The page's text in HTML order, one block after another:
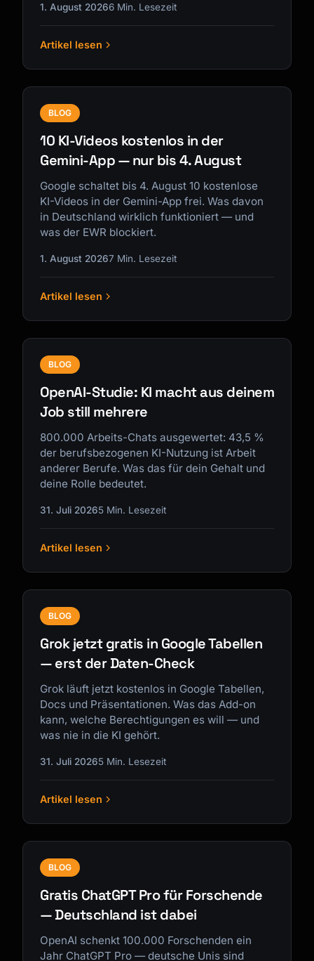
1. August 20266 Min. Lesezeit
Artikel lesen
BLOG
10 KI-Videos kostenlos in der
Gemini-App — nur bis 4. August
Google schaltet bis 4. August 10 kostenlose
KI-Videos in der Gemini-App frei. Was davon
in Deutschland wirklich funktioniert — und
was der EWR blockiert.
1. August 20267 Min. Lesezeit
Artikel lesen
BLOG
OpenAI-Studie: KI macht aus deinem
Job still mehrere
800.000 Arbeits-Chats ausgewertet: 43,5 %
der berufsbezogenen KI-Nutzung ist Arbeit
anderer Berufe. Was das für dein Gehalt und
deine Rolle bedeutet.
31. Juli 20265 Min. Lesezeit
Artikel lesen
BLOG
Grok jetzt gratis in Google Tabellen
— erst der Daten-Check
Grok läuft jetzt kostenlos in Google Tabellen,
Docs und Präsentationen. Was das Add-on
kann, welche Berechtigungen es will — und
was nie in die KI gehört.
31. Juli 20265 Min. Lesezeit
Artikel lesen
BLOG
Gratis ChatGPT Pro für Forschende
— Deutschland ist dabei
OpenAI schenkt 100.000 Forschenden ein
Jahr ChatGPT Pro — deutsche Unis sind